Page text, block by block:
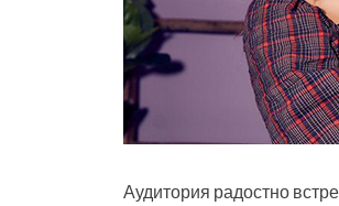
Аудитория радостно